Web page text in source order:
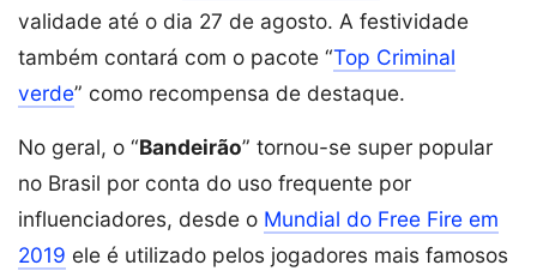
validade até o dia 27 de agosto. A festividade
também contará com o pacote “Top Criminal
verde” como recompensa de destaque.
No geral, o “Bandeirão” tornou-se super popular
no Brasil por conta do uso frequente por
influenciadores, desde o Mundial do Free Fire em
2019 ele é utilizado pelos jogadores mais famosos